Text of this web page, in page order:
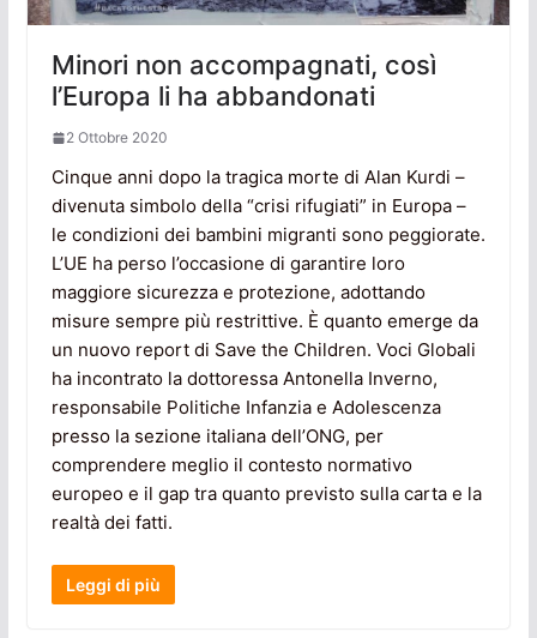
Minori non accompagnati, così
l’Europa li ha abbandonati
2 Ottobre 2020
Cinque anni dopo la tragica morte di Alan Kurdi –
divenuta simbolo della “crisi rifugiati” in Europa –
le condizioni dei bambini migranti sono peggiorate.
L’UE ha perso l’occasione di garantire loro
maggiore sicurezza e protezione, adottando
misure sempre più restrittive. È quanto emerge da
un nuovo report di Save the Children. Voci Globali
ha incontrato la dottoressa Antonella Inverno,
responsabile Politiche Infanzia e Adolescenza
presso la sezione italiana dell’ONG, per
comprendere meglio il contesto normativo
europeo e il gap tra quanto previsto sulla carta e la
realtà dei fatti.
Leggi di più